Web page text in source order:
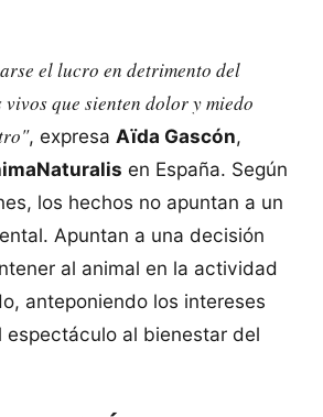
el lucro en detrimento del
vivos que sienten dolor y miedo
, expresa Aïda Gascón,
en España. Según
los hechos no apuntan a un
Apuntan a una decisión
al animal en la actividad
anteponiendo los intereses
espectáculo al bienestar del